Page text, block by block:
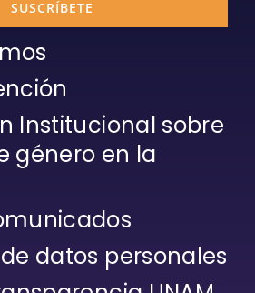
SUSCRÍBETE
Institucional sobre
género en la
datos personales